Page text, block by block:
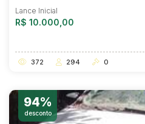
Lance Inicial
R$ 10.000,00
372 294 0
94%
desconto